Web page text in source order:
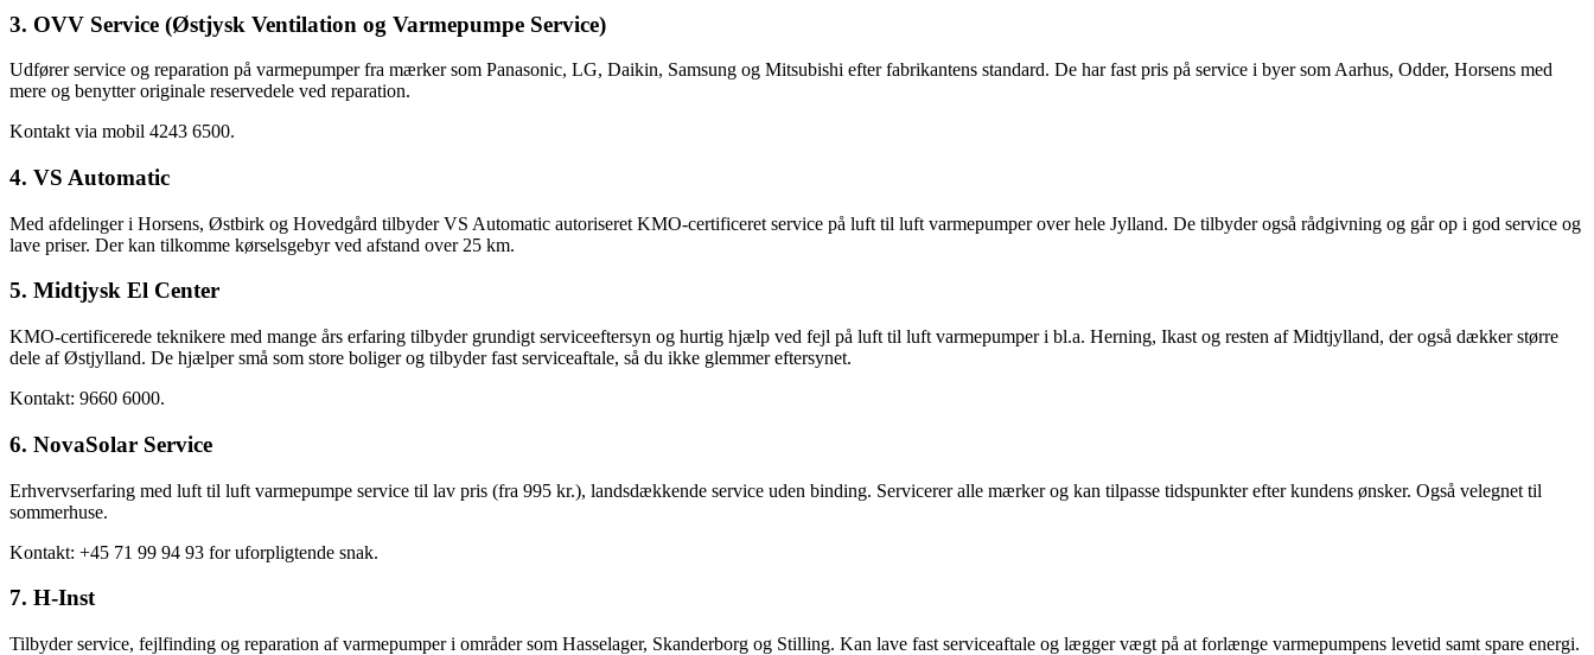
3. OVV Service (Østjysk Ventilation og Varmepumpe Service)
Udfører service og reparation på varmepumper fra mærker som Panasonic, LG, Daikin, Samsung og Mitsubishi efter fabrikantens standard. De har fast pris på service i byer som Aarhus, Odder, Horsens med
mere og benytter originale reservedele ved reparation.
Kontakt via mobil 4243 6500.
4. VS Automatic
Med afdelinger i Horsens, Østbirk og Hovedgård tilbyder VS Automatic autoriseret KMO-certificeret service på luft til luft varmepumper over hele Jylland. De tilbyder også rådgivning og går op i god service og
lave priser. Der kan tilkomme kørselsgebyr ved afstand over 25 km.
5. Midtjysk El Center
KMO-certificerede teknikere med mange års erfaring tilbyder grundigt serviceeftersyn og hurtig hjælp ved fejl på luft til luft varmepumper i bl.a. Herning, Ikast og resten af Midtjylland, der også dækker større
dele af Østjylland. De hjælper små som store boliger og tilbyder fast serviceaftale, så du ikke glemmer eftersynet.
Kontakt: 9660 6000.
6. NovaSolar Service
Erhvervserfaring med luft til luft varmepumpe service til lav pris (fra 995 kr.), landsdækkende service uden binding. Servicerer alle mærker og kan tilpasse tidspunkter efter kundens ønsker. Også velegnet til
sommerhuse.
Kontakt: +45 71 99 94 93 for uforpligtende snak.
7. H-Inst
Tilbyder service, fejlfinding og reparation af varmepumper i områder som Hasselager, Skanderborg og Stilling. Kan lave fast serviceaftale og lægger vægt på at forlænge varmepumpens levetid samt spare energi.